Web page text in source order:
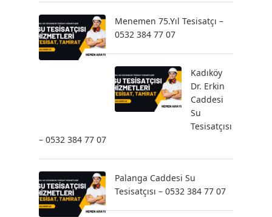
Menemen 75.Yıl Tesisatçı –
0532 384 77 07
Kadıköy
Dr. Erkin
Caddesi
Su
Tesisatçısı
– 0532 384 77 07
Palanga Caddesi Su
Tesisatçısı – 0532 384 77 07